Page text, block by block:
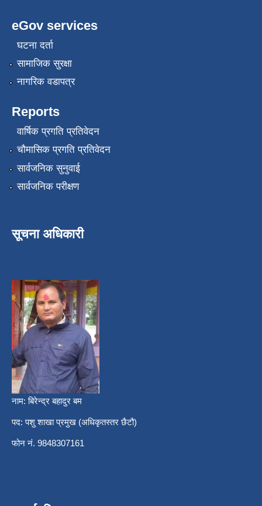
eGov services
घटना दर्ता
सामाजिक सुरक्षा
नागरिक वडापत्र
Reports
वार्षिक प्रगति प्रतिवेदन
चौमासिक प्रगति प्रतिवेदन
सार्वजनिक सुनुवाई
सार्वजनिक परीक्षण
सूचना अधिकारी
नाम: बिरेन्द्र बहादुर बम
पद: पशु शाखा प्रमुख (अधिकृतस्तर छैटौ)
फोन नं. 9848307161